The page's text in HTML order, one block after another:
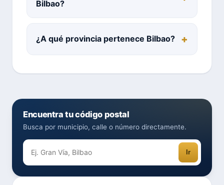
Bilbao?
¿A qué provincia pertenece Bilbao?
Encuentra tu código postal
Busca por municipio, calle o número directamente.
Ir